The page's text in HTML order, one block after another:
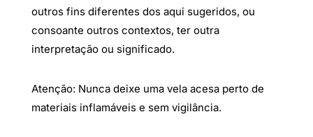
outros fins diferentes dos aqui sugeridos, ou
consoante outros contextos, ter outra
interpretação ou significado.
Atenção: Nunca deixe uma vela acesa perto de
materiais inflamáveis e sem vigilância.